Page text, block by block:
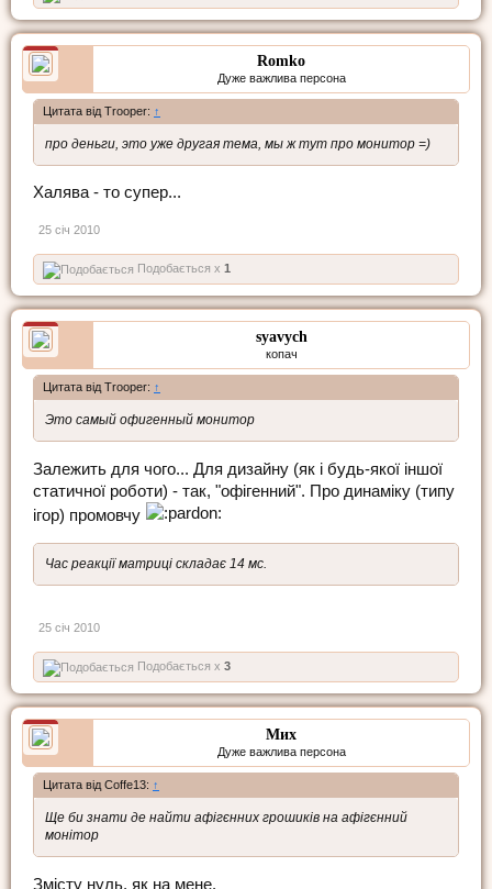
Romko
Дуже важлива персона
Цитата від Trooper: ↑
про деньги, это уже другая тема, мы ж тут про монитор =)
Халява - то супер...
25 січ 2010
Подобається x 1
syavych
копач
Цитата від Trooper: ↑
Это самый офигенный монитор
Залежить для чого... Для дизайну (як і будь-якої іншої
статичної роботи) - так, "офігенний". Про динаміку (типу
ігор) промовчу
Час реакції матриці складає 14 мс.
25 січ 2010
Подобається x 3
Мих
Дуже важлива персона
Цитата від Coffe13: ↑
Ще би знати де найти афігєнних грошиків на афігєнний
монітор
Змісту нуль, як на мене.